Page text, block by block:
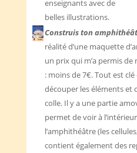
enseignants avec de
belles illustrations.
Construis ton
réalité d’une maquette
un prix qui m’a permis
: moins de 7€. Tout est
découper les éléments et
colle. Il y a une partie
permet de voir à
l’amphithéâtre (les
contient également des